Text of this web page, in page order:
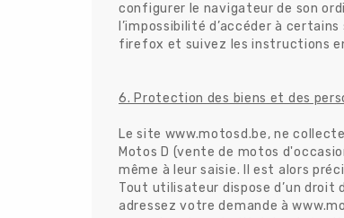
configurer le navigateur de son
l’impossibilité d’accéder à
firefox et suivez les instructions
6. Protection des biens et des
Le site www.motosd.be, ne
Motos D (vente de motos
même à leur saisie. Il est alors
Tout utilisateur dispose d’un droit
adressez votre demande à